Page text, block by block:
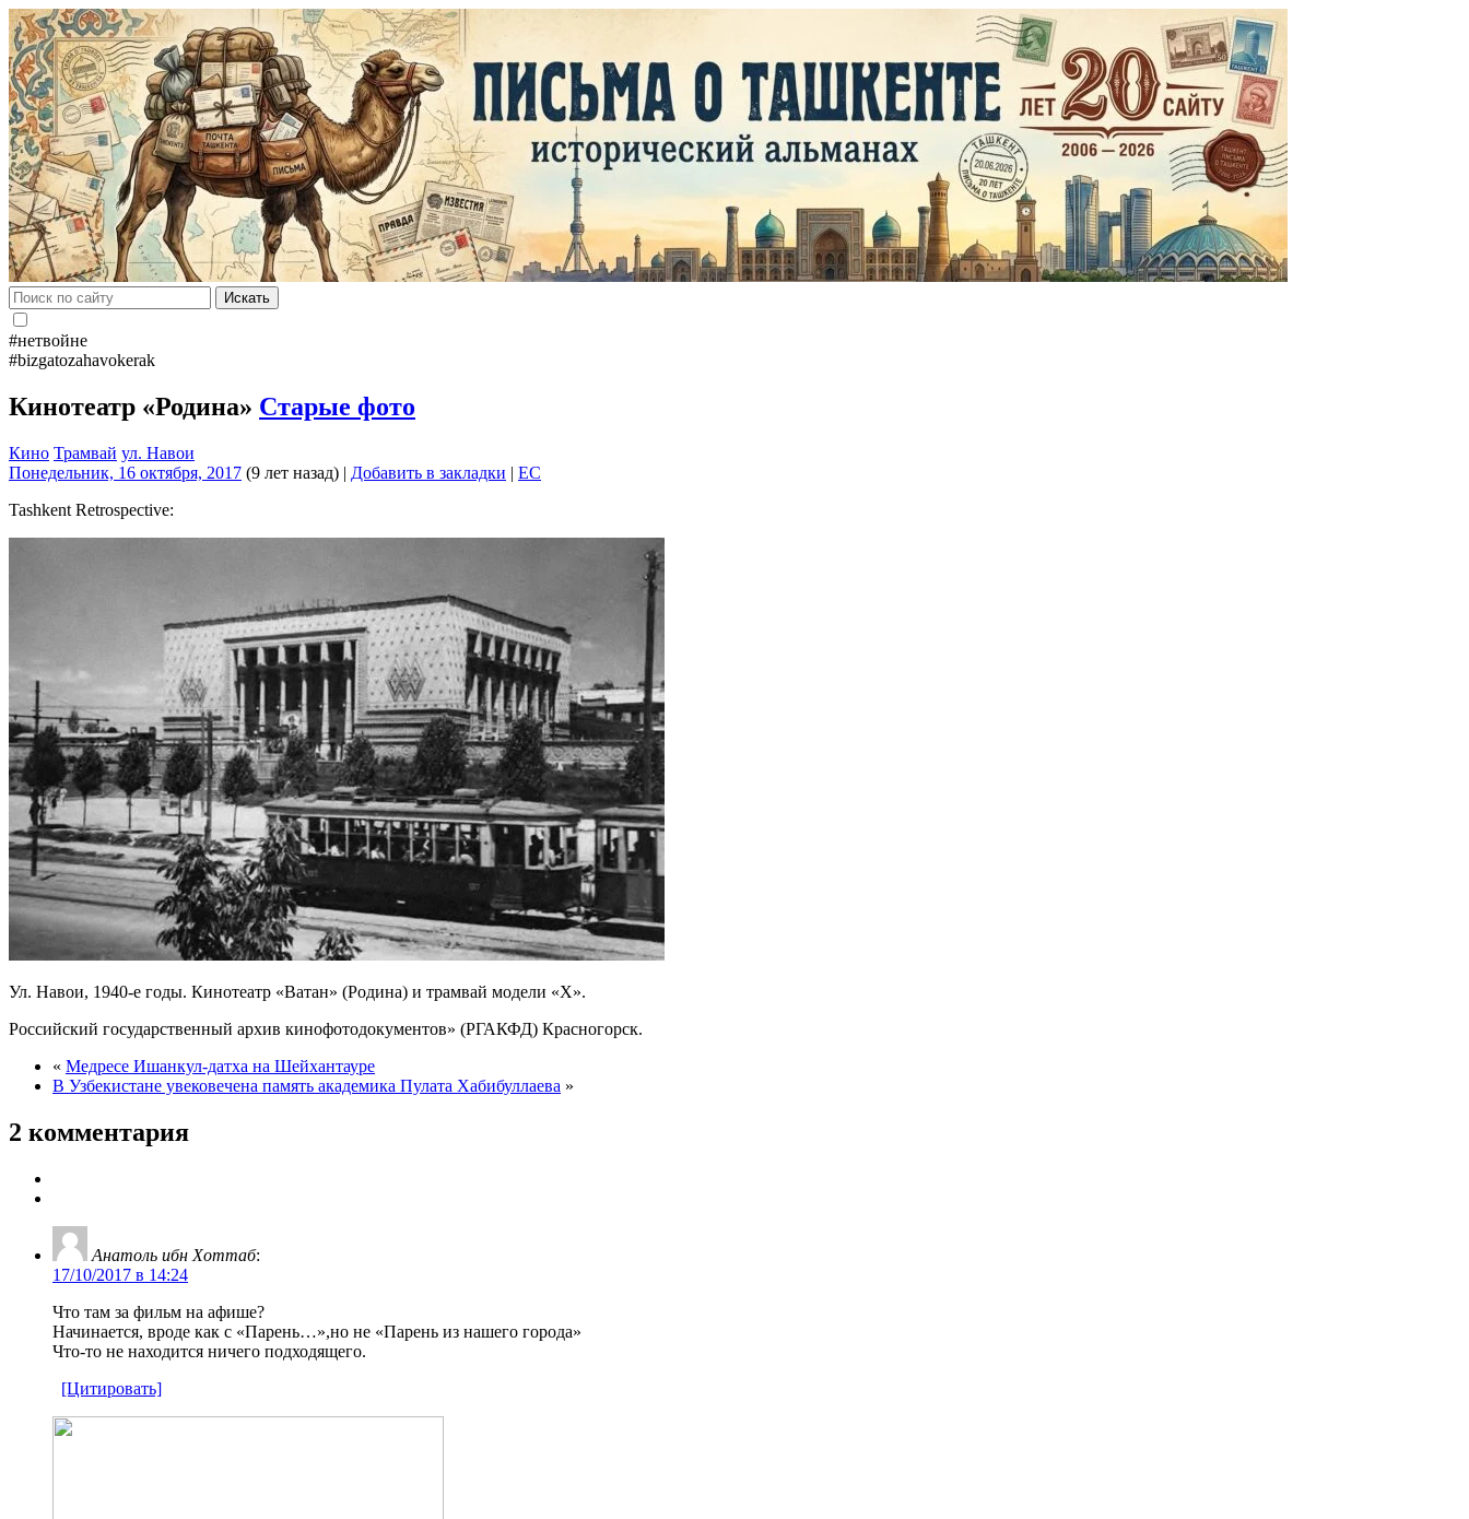
Искать
#нетвойне
#bizgatozahavokerak
Кинотеатр «Родина» Старые фото
Кино Трамвай ул. Навои
Понедельник, 16 октября, 2017 (9 лет назад) | Добавить в закладки | EC
Tashkent Retrospective:
Ул. Навои, 1940-е годы. Кинотеатр «Ватан» (Родина) и трамвай модели «Х».
Российский государственный архив кинофотодокументов» (РГАКФД) Красногорск.
« Медресе Ишанкул-датха на Шейхантауре
В Узбекистане увековечена память академика Пулата Хабибуллаева »
2 комментария
Анатоль ибн Хоттаб:
17/10/2017 в 14:24
Что там за фильм на афише?
Начинается, вроде как с «Парень…»,но не «Парень из нашего города»
Что-то не находится ничего подходящего.
[Цитировать]